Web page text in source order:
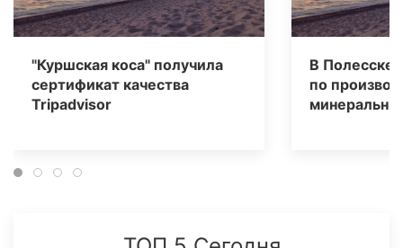
"Куршская коса" получила
сертификат качества
Tripаdvisor
В Полесске
по